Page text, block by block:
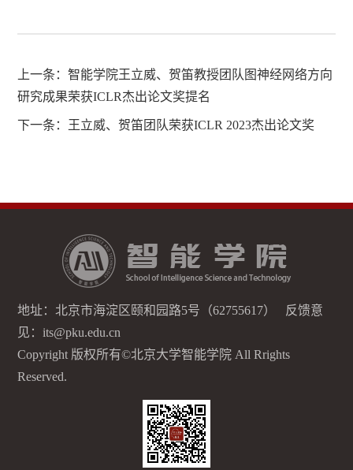
上一条：智能学院王立威、贺笛教授团队图神经网络方向
研究成果荣获ICLR杰出论文奖提名
下一条： 王立威、贺笛团队荣获ICLR 2023杰出论文奖
地址：北京市海淀区颐和园路5号（62755617） 反馈意
见：its@pku.edu.cn
Copyright 版权所有©北京大学智能学院 All Rrights
Reserved.